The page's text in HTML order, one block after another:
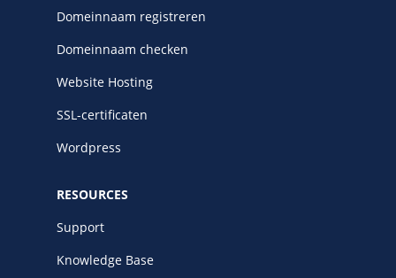
Domeinnaam registreren
Domeinnaam checken
Website Hosting
SSL-certificaten
Wordpress
RESOURCES
Support
Knowledge Base